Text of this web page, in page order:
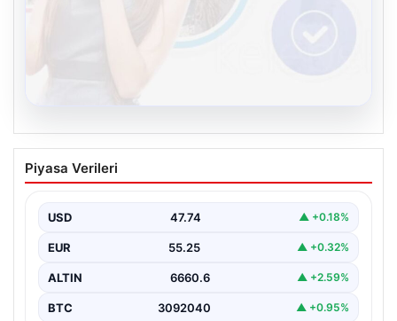
Kelebek sohbet platformu İle Sanal
İletişimin Sertifikalı Adresi Ve
İnternet çağında insanların seviyeli bir şekilde bağlantı
olarak…
Piyasa Verileri
USD 47.74 ▲ +0.18%
EUR 55.25 ▲ +0.32%
ALTIN 6660.6 ▲ +2.59%
BTC 3092040 ▲ +0.95%